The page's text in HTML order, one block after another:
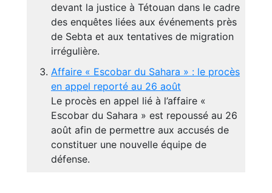
devant la justice à Tétouan dans le cadre
des enquêtes liées aux événements près
de Sebta et aux tentatives de migration
irrégulière.
Affaire « Escobar du Sahara » : le procès
en appel reporté au 26 août
Le procès en appel lié à l’affaire «
Escobar du Sahara » est repoussé au 26
août afin de permettre aux accusés de
constituer une nouvelle équipe de
défense.